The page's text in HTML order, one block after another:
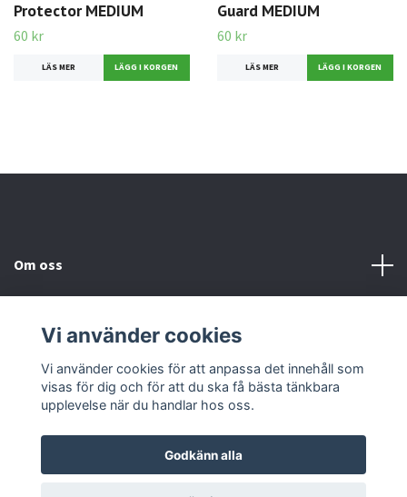
Protector MEDIUM
60 kr
LÄS MER
Guard MEDIUM
60 kr
LÄS MER
Om oss
Kontakta oss
Vi använder cookies
Vi använder cookies för att anpassa det innehåll som
visas för dig och för att du ska få bästa tänkbara
upplevelse när du handlar hos oss.
Godkänn alla